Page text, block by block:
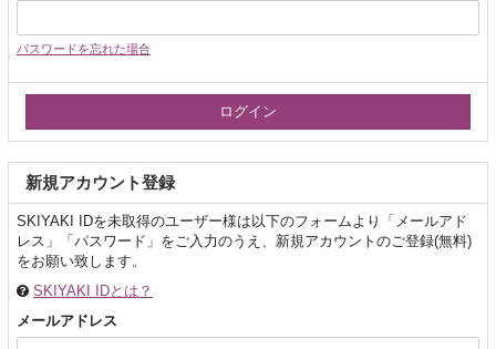
パスワードを忘れた場合
新規アカウント登録
SKIYAKI IDを未取得のユーザー様は以下のフォームより「メールアド
レス」「パスワード」をご入力のうえ、新規アカウントのご登録(無料)
をお願い致します。
SKIYAKI IDとは？
メールアドレス